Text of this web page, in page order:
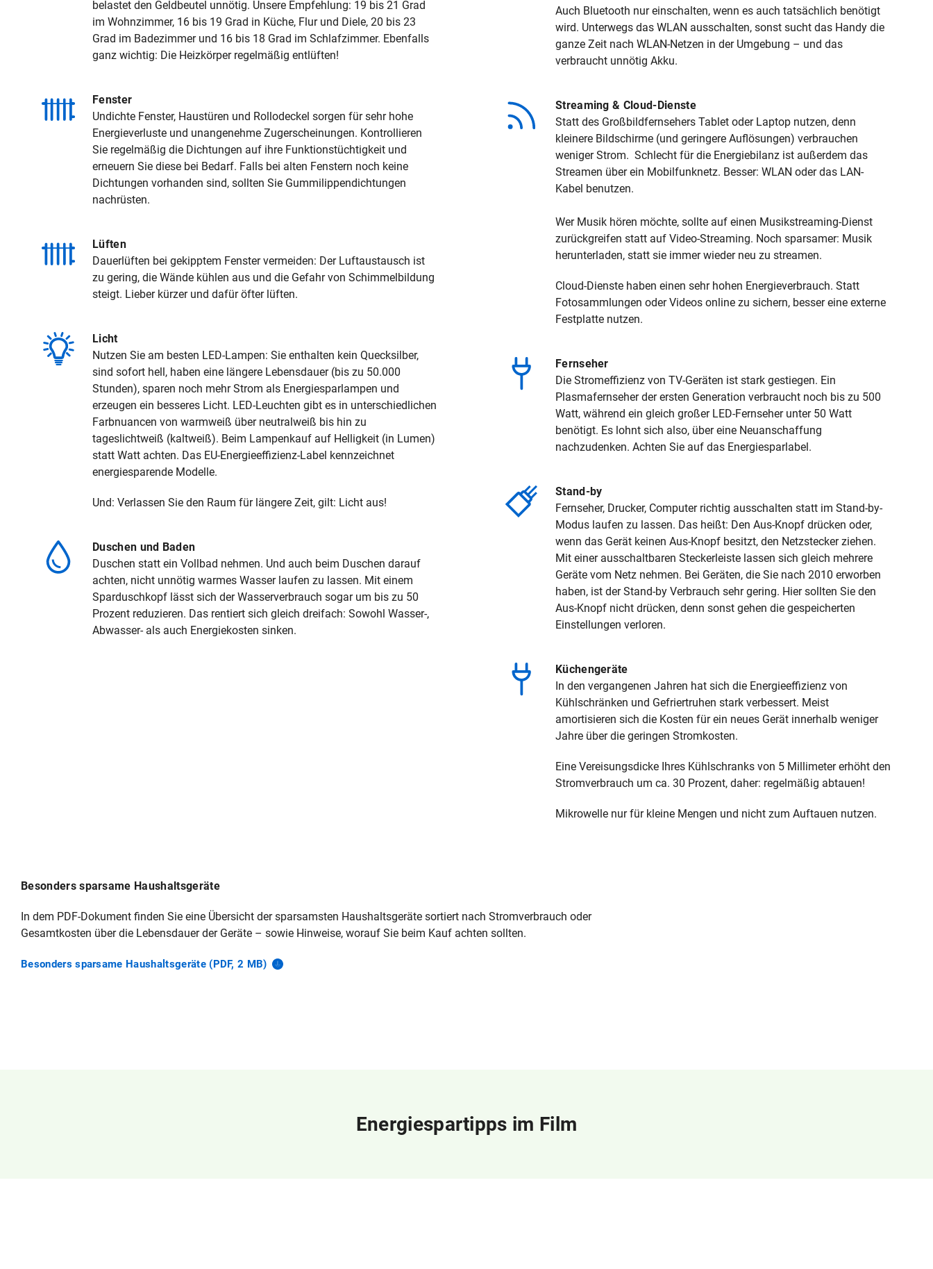
belastet den Geldbeutel unnötig. Unsere Empfehlung: 19 bis 21 Grad
im Wohnzimmer, 16 bis 19 Grad in Küche, Flur und Diele, 20 bis 23
Grad im Badezimmer und 16 bis 18 Grad im Schlafzimmer. Ebenfalls
ganz wichtig: Die Heizkörper regelmäßig entlüften!
Fenster
Undichte Fenster, Haustüren und Rollodeckel sorgen für sehr hohe
Energieverluste und unangenehme Zugerscheinungen. Kontrollieren
Sie regelmäßig die Dichtungen auf ihre Funktionstüchtigkeit und
erneuern Sie diese bei Bedarf. Falls bei alten Fenstern noch keine
Dichtungen vorhanden sind, sollten Sie Gummilippendichtungen
nachrüsten.
Lüften
Dauerlüften bei gekipptem Fenster vermeiden: Der Luftaustausch ist
zu gering, die Wände kühlen aus und die Gefahr von Schimmelbildung
steigt. Lieber kürzer und dafür öfter lüften.
Licht
Nutzen Sie am besten LED-Lampen: Sie enthalten kein Quecksilber,
sind sofort hell, haben eine längere Lebensdauer (bis zu 50.000
Stunden), sparen noch mehr Strom als Energiesparlampen und
erzeugen ein besseres Licht. LED-Leuchten gibt es in unterschiedlichen
Farbnuancen von warmweiß über neutralweiß bis hin zu
tageslichtweiß (kaltweiß). Beim Lampenkauf auf Helligkeit (in Lumen)
statt Watt achten. Das EU-Energieeffizienz-Label kennzeichnet
energiesparende Modelle.
Und: Verlassen Sie den Raum für längere Zeit, gilt: Licht aus!
Duschen und Baden
Duschen statt ein Vollbad nehmen. Und auch beim Duschen darauf
achten, nicht unnötig warmes Wasser laufen zu lassen. Mit einem
Sparduschkopf lässt sich der Wasserverbrauch sogar um bis zu 50
Prozent reduzieren. Das rentiert sich gleich dreifach: Sowohl Wasser-,
Abwasser- als auch Energiekosten sinken.
Auch Bluetooth nur einschalten, wenn es auch tatsächlich benötigt
wird. Unterwegs das WLAN ausschalten, sonst sucht das Handy die
ganze Zeit nach WLAN-Netzen in der Umgebung – und das
verbraucht unnötig Akku.
Streaming & Cloud-Dienste
Statt des Großbildfernsehers Tablet oder Laptop nutzen, denn
kleinere Bildschirme (und geringere Auflösungen) verbrauchen
weniger Strom. Schlecht für die Energiebilanz ist außerdem das
Streamen über ein Mobilfunknetz. Besser: WLAN oder das LAN-
Kabel benutzen.
Wer Musik hören möchte, sollte auf einen Musikstreaming-Dienst
zurückgreifen statt auf Video-Streaming. Noch sparsamer: Musik
herunterladen, statt sie immer wieder neu zu streamen.
Cloud-Dienste haben einen sehr hohen Energieverbrauch. Statt
Fotosammlungen oder Videos online zu sichern, besser eine externe
Festplatte nutzen.
Fernseher
Die Stromeffizienz von TV-Geräten ist stark gestiegen. Ein
Plasmafernseher der ersten Generation verbraucht noch bis zu 500
Watt, während ein gleich großer LED-Fernseher unter 50 Watt
benötigt. Es lohnt sich also, über eine Neuanschaffung
nachzudenken. Achten Sie auf das Energiesparlabel.
Stand-by
Fernseher, Drucker, Computer richtig ausschalten statt im Stand-by-
Modus laufen zu lassen. Das heißt: Den Aus-Knopf drücken oder,
wenn das Gerät keinen Aus-Knopf besitzt, den Netzstecker ziehen.
Mit einer ausschaltbaren Steckerleiste lassen sich gleich mehrere
Geräte vom Netz nehmen. Bei Geräten, die Sie nach 2010 erworben
haben, ist der Stand-by Verbrauch sehr gering. Hier sollten Sie den
Aus-Knopf nicht drücken, denn sonst gehen die gespeicherten
Einstellungen verloren.
Küchengeräte
In den vergangenen Jahren hat sich die Energieeffizienz von
Kühlschränken und Gefriertruhen stark verbessert. Meist
amortisieren sich die Kosten für ein neues Gerät innerhalb weniger
Jahre über die geringen Stromkosten.
Eine Vereisungsdicke Ihres Kühlschranks von 5 Millimeter erhöht den
Stromverbrauch um ca. 30 Prozent, daher: regelmäßig abtauen!
Mikrowelle nur für kleine Mengen und nicht zum Auftauen nutzen.
Besonders sparsame Haushaltsgeräte
In dem PDF-Dokument finden Sie eine Übersicht der sparsamsten Haushaltsgeräte sortiert nach Stromverbrauch oder
Gesamtkosten über die Lebensdauer der Geräte – sowie Hinweise, worauf Sie beim Kauf achten sollten.
Besonders sparsame Haushaltsgeräte (PDF, 2 MB)
Energiespartipps im Film